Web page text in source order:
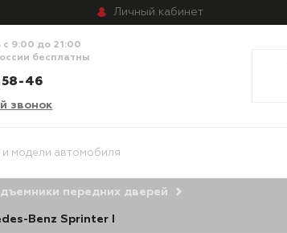
Личный кабинет
9:00 до 21:00
бесплатны
58-46
звонок
передних дверей
Benz Sprinter I